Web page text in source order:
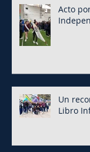
Acto
Un
Libro